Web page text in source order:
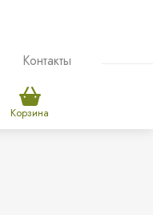
Контакты
Корзина